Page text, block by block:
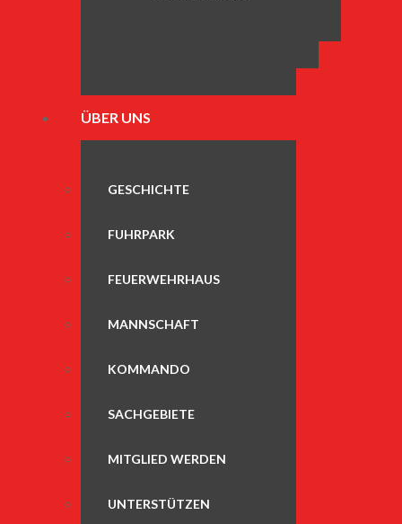
ÜBER UNS
GESCHICHTE
FUHRPARK
FEUERWEHRHAUS
MANNSCHAFT
KOMMANDO
SACHGEBIETE
MITGLIED WERDEN
UNTERSTÜTZEN